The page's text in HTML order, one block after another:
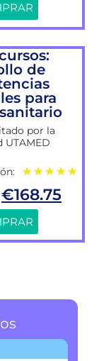
de
para
por la
UTAMED
★ ★ ★ ★ ★
€168.75